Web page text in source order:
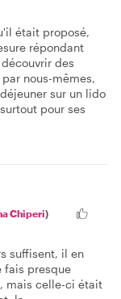
était proposé,
répondant
des
nous-mêmes,
sur un lido
pour ses
Chiperi)
suffisent, il en
fais presque
mais celle-ci était